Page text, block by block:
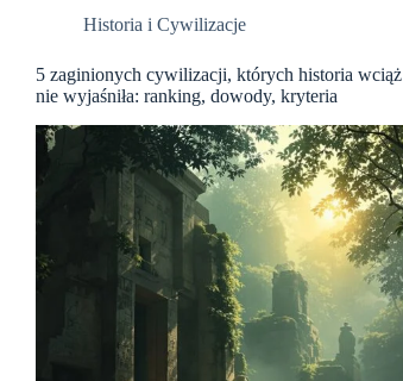
Historia i Cywilizacje
5 zaginionych cywilizacji, których historia wciąż
nie wyjaśniła: ranking, dowody, kryteria